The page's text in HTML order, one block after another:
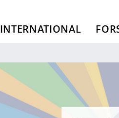
INTERNATIONAL